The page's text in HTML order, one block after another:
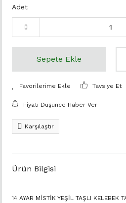
Adet
Sepete Ekle
Tavsiye Et
Fiyatı Düşünce Haber Ver
Karşılaştır
Ürün Bilgisi
14 AYAR MİSTİK YEŞİL TAŞLI KELEBEK